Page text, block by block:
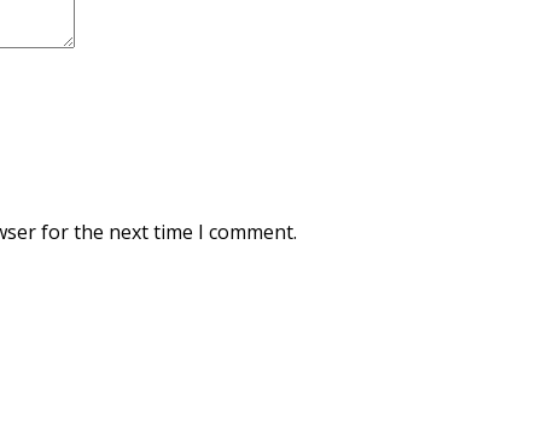
for the next time I comment.